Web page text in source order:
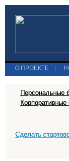
О ПРОЕКТЕ
Персональные
Корпоративные
Сделать